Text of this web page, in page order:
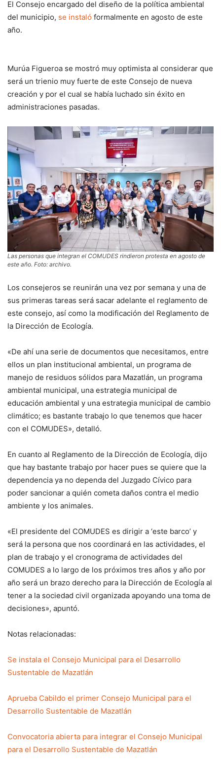
El Consejo encargado del diseño de la política ambiental
del municipio, se instaló formalmente en agosto de este
año.
Murúa Figueroa se mostró muy optimista al considerar que
será un trienio muy fuerte de este Consejo de nueva
creación y por el cual se había luchado sin éxito en
administraciones pasadas.
Las personas que integran el COMUDES rindieron protesta en agosto de
este año. Foto: archivo.
Los consejeros se reunirán una vez por semana y una de
sus primeras tareas será sacar adelante el reglamento de
este consejo, así como la modificación del Reglamento de
la Dirección de Ecología.
«De ahí una serie de documentos que necesitamos, entre
ellos un plan institucional ambiental, un programa de
manejo de residuos sólidos para Mazatlán, un programa
ambiental municipal, una estrategia municipal de
educación ambiental y una estrategia municipal de cambio
climático; es bastante trabajo lo que tenemos que hacer
con el COMUDES», detalló.
En cuanto al Reglamento de la Dirección de Ecología, dijo
que hay bastante trabajo por hacer pues se quiere que la
dependencia ya no dependa del Juzgado Cívico para
poder sancionar a quién cometa daños contra el medio
ambiente y los animales.
«El presidente del COMUDES es dirigir a ‘este barco’ y
será la persona que nos coordinará en las actividades, el
plan de trabajo y el cronograma de actividades del
COMUDES a lo largo de los próximos tres años y año por
año será un brazo derecho para la Dirección de Ecología al
tener a la sociedad civil organizada apoyando una toma de
decisiones», apuntó.
Notas relacionadas:
Se instala el Consejo Municipal para el Desarrollo
Sustentable de Mazatlán
Aprueba Cabildo el primer Consejo Municipal para el
Desarrollo Sustentable de Mazatlán
Convocatoria abierta para integrar el Consejo Municipal
para el Desarrollo Sustentable de Mazatlán